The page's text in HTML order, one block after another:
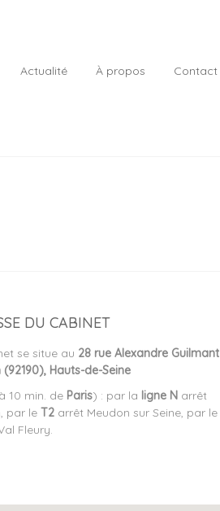
Actualité À propos Contact
DU CABINET
se situe au 28 rue Alexandre
(92190), Hauts-de-Seine
10 min. de Paris) : par la ligne N arrêt
par le T2 arrêt Meudon sur Seine, par le
Fleury.